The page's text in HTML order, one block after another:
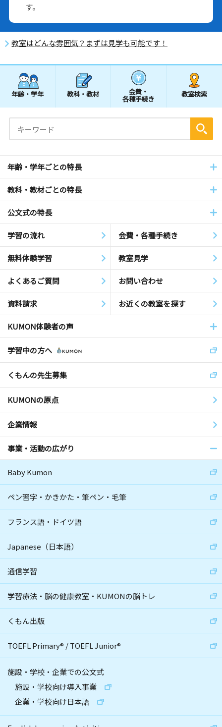
す。
教室はどんな雰囲気？まずは見学も可能です！
年齢・学年 教科・教材 会費・
各種手続き
教室検索
年齢・学年ごとの特長
教科・教材ごとの特長
公文式の特長
学習の流れ 会費・各種手続き
無料体験学習 教室見学
よくあるご質問 お問い合わせ
資料請求 お近くの教室を探す
KUMON体験者の声
学習中の方へ
くもんの先生募集
KUMONの原点
企業情報
事業・活動の広がり
Baby Kumon
ペン習字・かきかた・筆ペン・毛筆
フランス語・ドイツ語
Japanese（日本語）
通信学習
学習療法・脳の健康教室・KUMONの脳トレ
くもん出版
TOEFL Primary® /TOEFL Junior®
施設・学校・企業での公文式
施設・学校向け導入事業
企業・学校向け日本語